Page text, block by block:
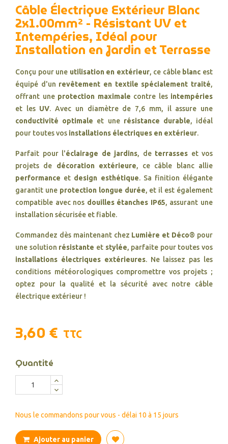
Câble Électrique Extérieur Blanc
2x1.00mm² - Résistant UV et
Intempéries, Idéal pour
Installation en Jardin et Terrasse
Conçu pour une utilisation en extérieur, ce câble blanc est
équipé d'un revêtement en textile spécialement traité,
offrant une protection maximale contre les intempéries
et les UV. Avec un diamètre de 7,6 mm, il assure une
conductivité optimale et une résistance durable, idéal
pour toutes vos installations électriques en extérieur.
Parfait pour l'éclairage de jardins, de terrasses et vos
projets de décoration extérieure, ce câble blanc allie
performance et design esthétique. Sa finition élégante
garantit une protection longue durée, et il est également
compatible avec nos douilles étanches IP65, assurant une
installation sécurisée et fiable.
Commandez dès maintenant chez Lumière et Déco® pour
une solution résistante et stylée, parfaite pour toutes vos
installations électriques extérieures. Ne laissez pas les
conditions météorologiques compromettre vos projets ;
optez pour la qualité et la sécurité avec notre câble
électrique extérieur !
3,60 € TTC
Quantité
Nous le commandons pour vous - délai 10 à 15 jours
Ajouter au panier